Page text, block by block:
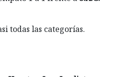
todas las categorías.